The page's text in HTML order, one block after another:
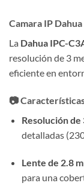
Camara IP
La Dahua IPC-
resolución de 3
eficiente en
📷
Resolución de
detalladas
Lente de 2.8
para una